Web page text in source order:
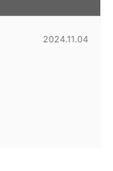
2024.11.04